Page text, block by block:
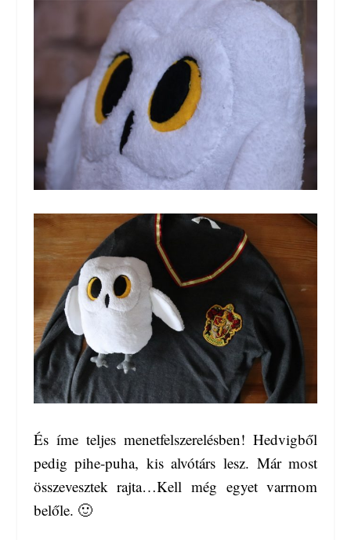
És íme teljes menetfelszerelésben! Hedvigből
pedig pihe-puha, kis alvótárs lesz. Már most
összevesztek rajta…Kell még egyet varrnom
belőle. 🙂